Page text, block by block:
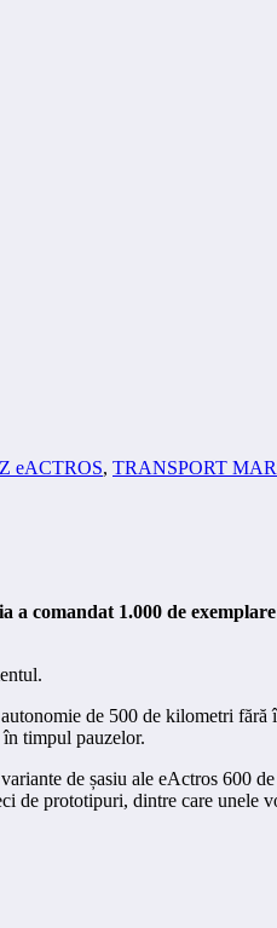
eACTROS, TRANSPORT
comandat 1.000 de
de 500 de kilometri fără
timpul pauzelor.
de șasiu ale eActros 600
de prototipuri, dintre care unele